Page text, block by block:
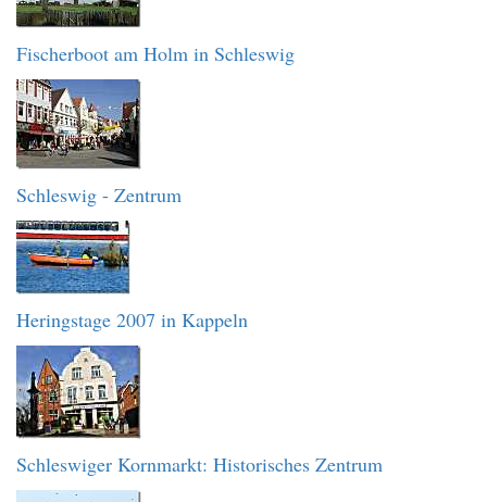
Fischerboot am Holm in Schleswig
Schleswig - Zentrum
Heringstage 2007 in Kappeln
Schleswiger Kornmarkt: Historisches Zentrum